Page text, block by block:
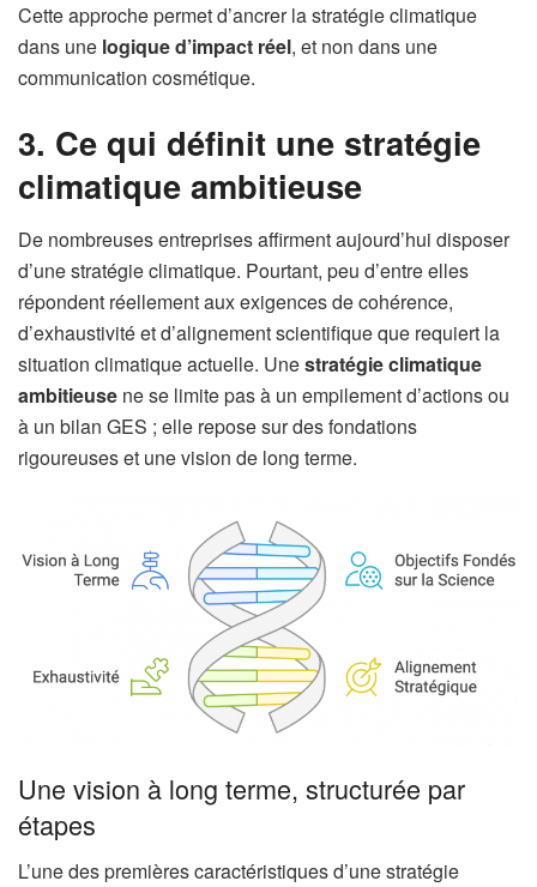
Cette approche permet d’ancrer la stratégie climatique
dans une logique d’impact réel, et non dans une
communication cosmétique.
3. Ce qui définit une stratégie
climatique ambitieuse
De nombreuses entreprises affirment aujourd’hui disposer
d’une stratégie climatique. Pourtant, peu d’entre elles
répondent réellement aux exigences de cohérence,
d’exhaustivité et d’alignement scientifique que requiert la
situation climatique actuelle. Unestratégie climatique
ambitieuse ne se limite pas à un empilement d’actions ou
à un bilan GES ; elle repose sur des fondations
rigoureuses et une vision de long terme.
Une vision à long terme, structurée par
étapes
L’une des premières caractéristiques d’une stratégie